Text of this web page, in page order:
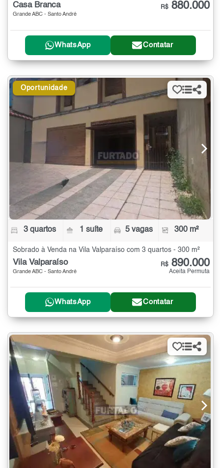
Casa Branca
Grande ABC - Santo André
R$ 880.000
WhatsApp Contatar
Oportunidade
3 quartos 1 suíte 5 vagas 300 m²
Sobrado à Venda na Vila Valparaíso com 3 quartos - 300 m²
Vila Valparaíso
Grande ABC - Santo André
R$ 890.000
Aceita Permuta
WhatsApp Contatar